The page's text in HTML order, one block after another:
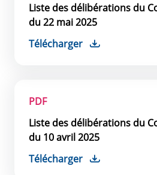
Liste des délibérations du
du 22 mai 2025
Télécharger
PDF
Liste des délibérations du
du 10 avril 2025
Télécharger